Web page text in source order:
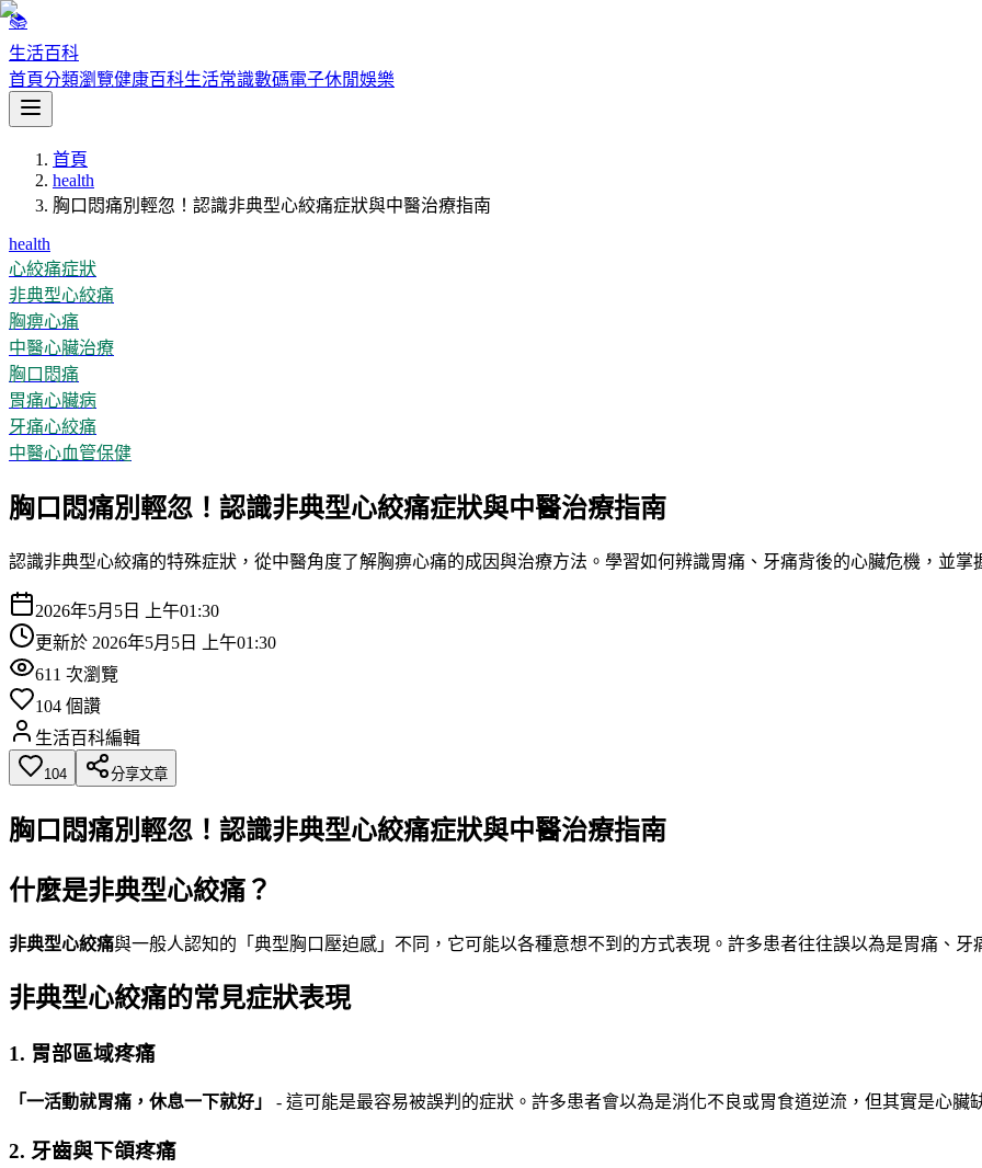
📚
生活百科
首頁分類瀏覽健康百科生活常識數碼電子休閒娛樂
首頁
health
胸口悶痛別輕忽！認識非典型心絞痛症狀與中醫治療指南
health
心絞痛症狀
非典型心絞痛
胸痹心痛
中醫心臟治療
胸口悶痛
胃痛心臟病
牙痛心絞痛
中醫心血管保健
胸口悶痛別輕忽！認識非典型心絞痛症狀與中醫治療指南
認識非典型心絞痛的特殊症狀，從中醫角度了解胸痹心痛的成因與治療方法。學習如何辨識胃痛、牙痛背後的心臟危機，並掌
2026年5月5日 上午01:30
更新於 2026年5月5日 上午01:30
611 次瀏覽
104 個讚
生活百科編輯
104 分享文章
胸口悶痛別輕忽！認識非典型心絞痛症狀與中醫治療指南
什麼是非典型心絞痛？
非典型心絞痛與一般人認知的「典型胸口壓迫感」不同，它可能以各種意想不到的方式表現。許多患者往往誤以為是胃痛、
非典型心絞痛的常見症狀表現
1. 胃部區域疼痛
「一活動就胃痛，休息一下就好」 - 這可能是最容易被誤判的症狀。許多患者會以為是消化不良或胃食道逆流，但其實是心臟
2. 牙齒與下頜疼痛